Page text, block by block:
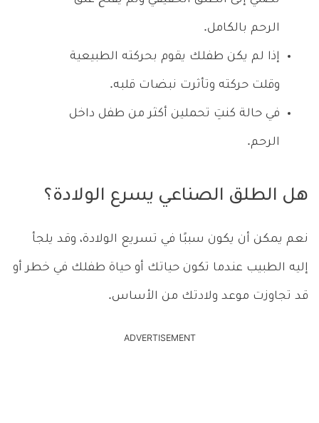
الرحم بالكامل.
إذا لم يكن طفلك يقوم بحركته الطبيعية
وقلت حركته وتأثرت نبضات قلبه.
في حالة كنتِ تحملين أكثر من طفل داخل
الرحم.
هل الطلق الصناعي يسرع الولادة؟
نعم يمكن أن يكون سببًا في تسريع الولادة، وقد يلجأ
إليه الطبيب عندما تكون حياتك أو حياة طفلك في خطر أو
قد تجاوزت موعد ولادتك من الأساس.
ADVERTISEMENT